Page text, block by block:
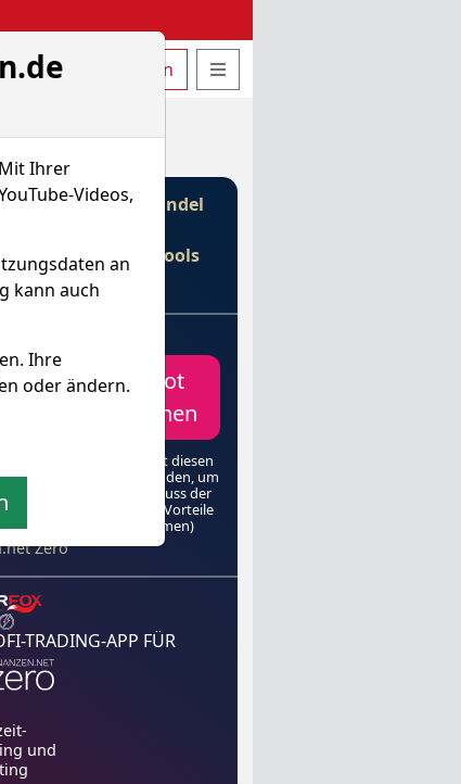
öffnen
Bestellen Login Seitennavigation öffnen
Gebührenfreier Handel
& Profi-Tools
von
Zero
Depot
eröffnen
(Unbedingt diesen
Link verwenden, um
in den Genuss der
TraderFox-Vorteile
zu kommen)
TRADING-APP FÜR
und
Ihrer
Videos,
an
kann auch
Ihre
oder ändern.